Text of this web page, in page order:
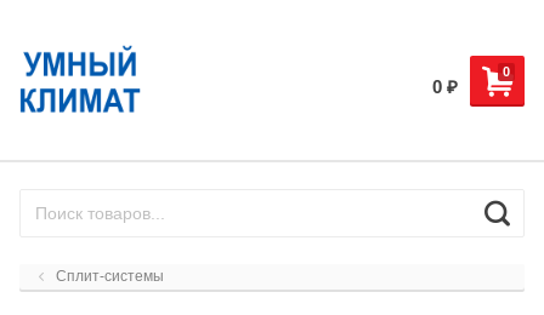
0
0 ₽
Сплит-системы